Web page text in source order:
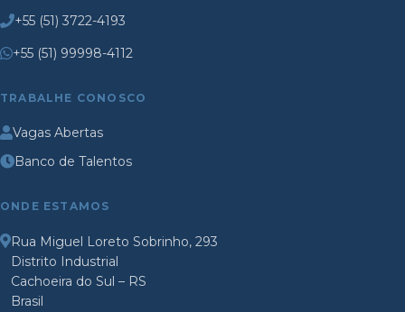
+55 (51) 3722-4193
+55 (51) 99998-4112
TRABALHE CONOSCO
Vagas Abertas
Banco de Talentos
ONDE ESTAMOS
Rua Miguel Loreto Sobrinho, 293
Distrito Industrial
Cachoeira do Sul – RS
Brasil